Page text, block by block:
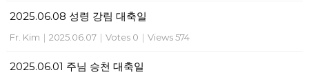
2025.06.08 성령 강림 대축일
Fr. Kim | 2025.06.07 | Votes 0 | Views 574
2025.06.01 주님 승천 대축일